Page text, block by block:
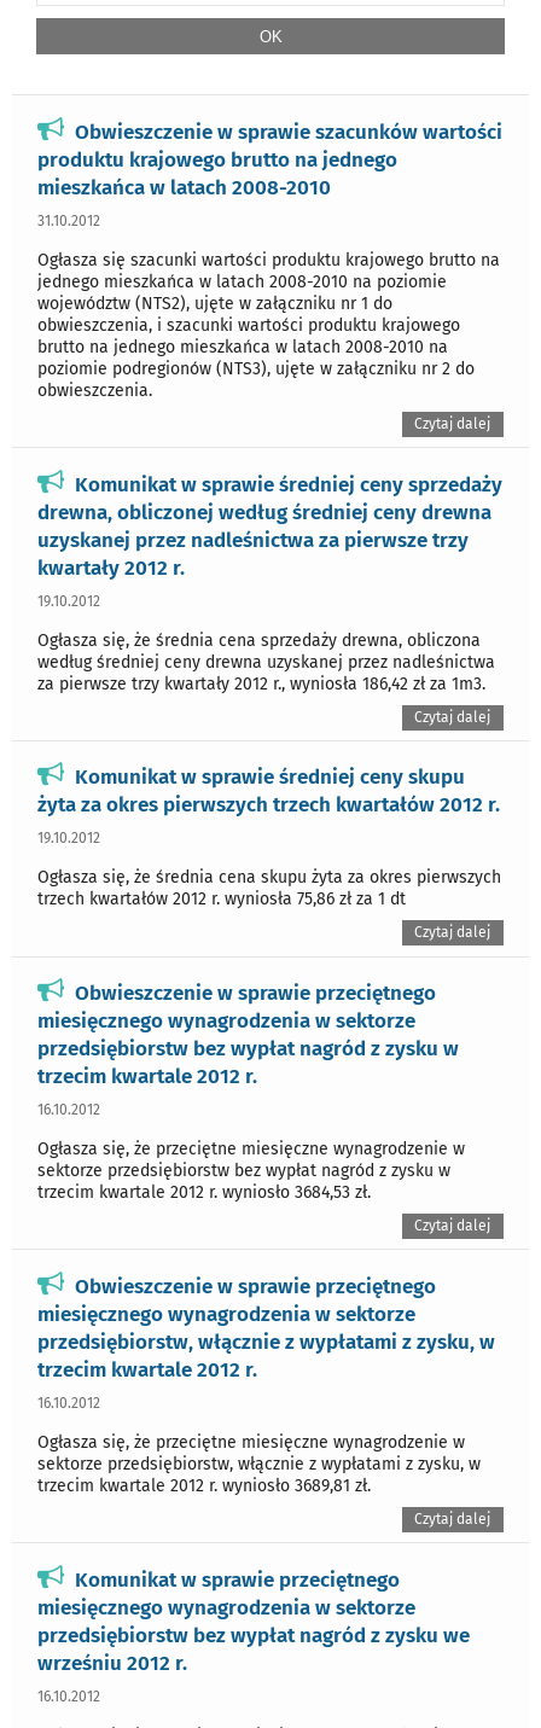
Obwieszczenie w sprawie szacunków wartości
produktu krajowego brutto na jednego
mieszkańca w latach 2008-2010
31.10.2012
Ogłasza się szacunki wartości produktu krajowego brutto na
jednego mieszkańca w latach 2008-2010 na poziomie
województw (NTS2), ujęte w załączniku nr 1 do
obwieszczenia, i szacunki wartości produktu krajowego
brutto na jednego mieszkańca w latach 2008-2010 na
poziomie podregionów (NTS3), ujęte w załączniku nr 2 do
obwieszczenia.
Czytaj dalej
Komunikat w sprawie średniej ceny sprzedaży
drewna, obliczonej według średniej ceny drewna
uzyskanej przez nadleśnictwa za pierwsze trzy
kwartały 2012 r.
19.10.2012
Ogłasza się, że średnia cena sprzedaży drewna, obliczona
według średniej ceny drewna uzyskanej przez nadleśnictwa
za pierwsze trzy kwartały 2012 r., wyniosła 186,42 zł za 1m3.
Czytaj dalej
Komunikat w sprawie średniej ceny skupu
żyta za okres pierwszych trzech kwartałów 2012 r.
19.10.2012
Ogłasza się, że średnia cena skupu żyta za okres pierwszych
trzech kwartałów 2012 r. wyniosła 75,86 zł za 1 dt
Czytaj dalej
Obwieszczenie w sprawie przeciętnego
miesięcznego wynagrodzenia w sektorze
przedsiębiorstw bez wypłat nagród z zysku w
trzecim kwartale 2012 r.
16.10.2012
Ogłasza się, że przeciętne miesięczne wynagrodzenie w
sektorze przedsiębiorstw bez wypłat nagród z zysku w
trzecim kwartale 2012 r. wyniosło 3684,53 zł.
Czytaj dalej
Obwieszczenie w sprawie przeciętnego
miesięcznego wynagrodzenia w sektorze
przedsiębiorstw, włącznie z wypłatami z zysku, w
trzecim kwartale 2012 r.
16.10.2012
Ogłasza się, że przeciętne miesięczne wynagrodzenie w
sektorze przedsiębiorstw, włącznie z wypłatami z zysku, w
trzecim kwartale 2012 r. wyniosło 3689,81 zł.
Czytaj dalej
Komunikat w sprawie przeciętnego
miesięcznego wynagrodzenia w sektorze
przedsiębiorstw bez wypłat nagród z zysku we
wrześniu 2012 r.
16.10.2012